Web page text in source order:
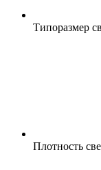
Типоразмер
Плотность